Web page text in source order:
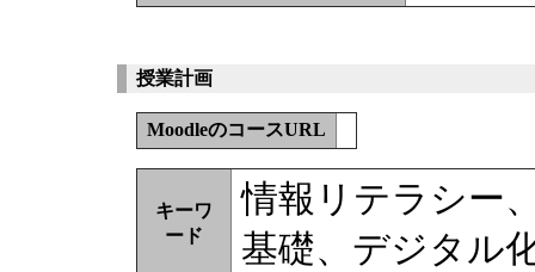
授業計画
MoodleのコースURL
キーワ
ード
情報リテラシー
基礎、デジタル